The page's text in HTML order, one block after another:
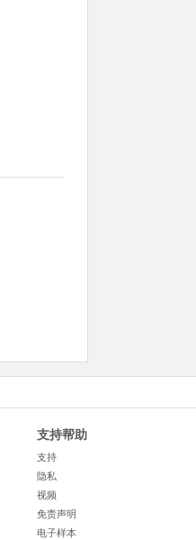
支持帮助
支持
隐私
视频
免责声明
电子样本